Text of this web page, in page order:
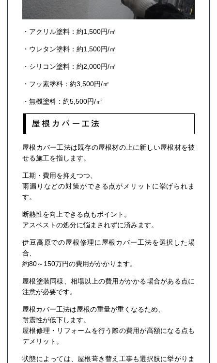
・アクリル塗料：約1,500円/㎡
・ウレタン塗料：約1,500円/㎡
・シリコン塗料：約2,000円/㎡
・フッ素塗料：約3,500円/㎡
・無機塗料：約5,500円/㎡
屋根カバー工法
屋根カバー工法は既存の屋根材の上に新しい屋根材を被
せる施工を指します。
工期・費用を抑えつつ、
雨漏りなどの対策ができる点がメリットに挙げられま
す。
断熱性を向上できる点もポイント。
アスベストの処分に悩まされずに済みます。
伊豆高原での屋根修理に屋根カバー工法を選択した場
合、
約80～150万円の費用がかかります。
屋根塗装同様、相場以上の費用がかかる場合がある点に
注意が必要です。
屋根カバー工法は屋根の重量が重くなるため、
耐震性が低下します。
屋根修理・リフォームを行う際の費用が高額になる点も
デメリット。
状態によっては、屋根葺き替え工事も選択肢に挙がりま